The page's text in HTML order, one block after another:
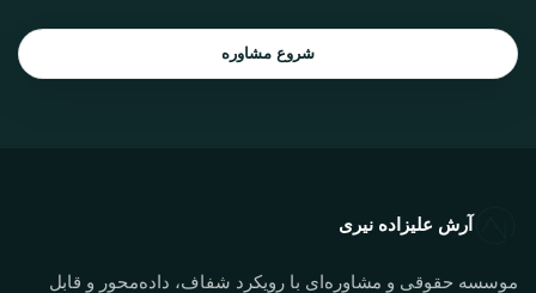
شروع مشاوره
آرش علیزاده نیری
موسسه حقوقی و مشاوره‌ای با رویکرد شفاف، داده‌محور و قابل